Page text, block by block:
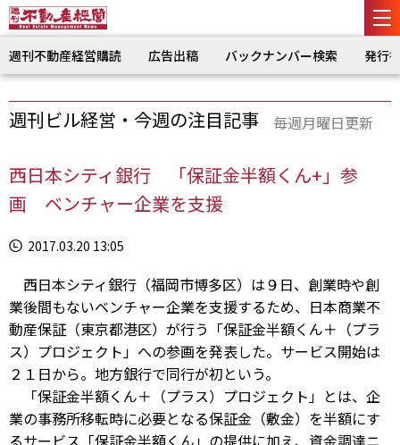
週刊不動産経営購読 広告出稿 バックナンバー検索 発行
週刊ビル経営・今週の注目記事 毎週月曜日更新
西日本シティ銀行 「保証金半額くん+」参
画 ベンチャー企業を支援
2017.03.20 13:05
西日本シティ銀行（福岡市博多区）は９日、創業時や創
業後間もないベンチャー企業を支援するため、日本商業不
動産保証（東京都港区）が行う「保証金半額くん＋（プラ
ス）プロジェクト」への参画を発表した。サービス開始は
２１日から。地方銀行で同行が初という。
「保証金半額くん＋（プラス）プロジェクト」とは、企
業の事務所移転時に必要となる保証金（敷金）を半額にす
るサービス「保証金半額くん」の提供に加え、資金調達ニ